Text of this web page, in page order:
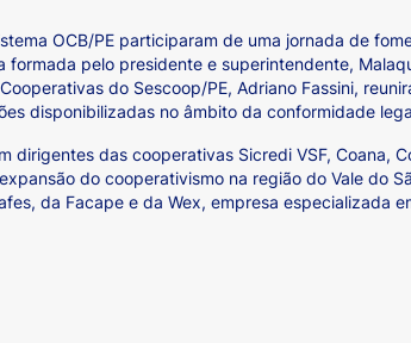
OCB/PE participaram de uma jornada de
pelo presidente e superintendente,
do Sescoop/PE, Adriano Fassini,
disponibilizadas no âmbito da conformidade
dirigentes das cooperativas Sicredi VSF, Coana,
do cooperativismo na região do Vale do
da Facape e da Wex, empresa especializada